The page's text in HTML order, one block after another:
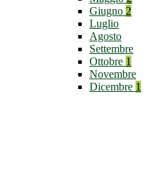
Giugno 2
Luglio
Agosto
Settembre
Ottobre 1
Novembre
Dicembre 1